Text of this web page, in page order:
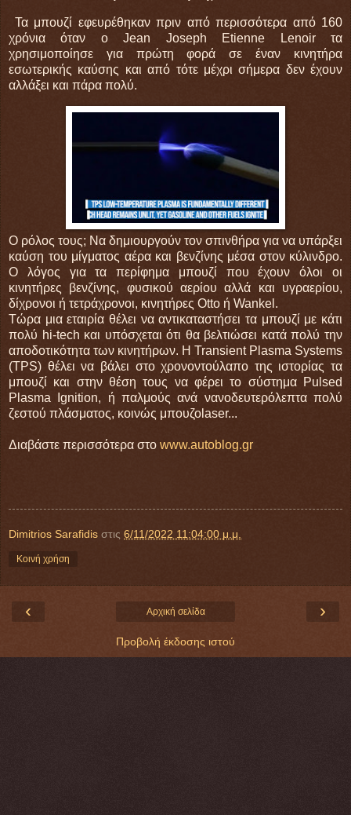
Τα μπουζί εφευρέθηκαν πριν από περισσότερα από 160
χρόνια όταν ο Jean Joseph Etienne Lenoir τα
χρησιμοποίησε για πρώτη φορά σε έναν κινητήρα
εσωτερικής καύσης και από τότε μέχρι σήμερα δεν έχουν
αλλάξει και πάρα πολύ.
Ο ρόλος τους; Να δημιουργούν τον σπινθήρα για να υπάρξει
καύση του μίγματος αέρα και βενζίνης μέσα στον κύλινδρο.
Ο λόγος για τα περίφημα μπουζί που έχουν όλοι οι
κινητήρες βενζίνης, φυσικού αερίου αλλά και υγραερίου,
δίχρονοι ή τετράχρονοι, κινητήρες Οtto ή Wankel.
Τώρα μια εταιρία θέλει να αντικαταστήσει τα μπουζί με κάτι
πολύ hi-tech και υπόσχεται ότι θα βελτιώσει κατά πολύ την
αποδοτικότητα των κινητήρων. Η Transient Plasma Systems
(TPS) θέλει να βάλει στο χρονοντούλαπο της ιστορίας τα
μπουζί και στην θέση τους να φέρει το σύστημα Pulsed
Plasma Ignition, ή παλμούς ανά νανοδευτερόλεπτα πολύ
ζεστού πλάσματος, κοινώς μπουζοlaser...
Διαβάστε περισσότερα στο www.autoblog.gr
Dimitrios Sarafidis στις 6/11/2022 11:04:00 μ.μ.
Κοινή χρήση
‹ ›
Αρχική σελίδα
Προβολή έκδοσης ιστού